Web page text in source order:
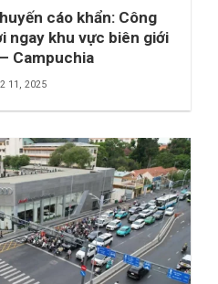
cáo khẩn: Công
ngay khu vực biên giới
Campuchia
11, 2025